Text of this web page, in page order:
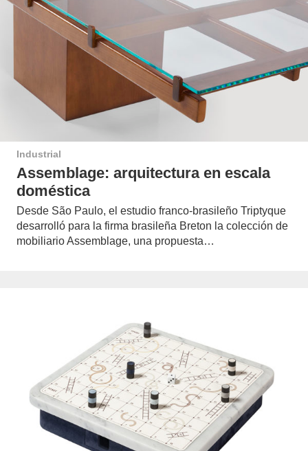
Industrial
Assemblage: arquitectura en escala
doméstica
Desde São Paulo, el estudio franco-brasileño Triptyque
desarrolló para la firma brasileña Breton la colección de
mobiliario Assemblage, una propuesta…